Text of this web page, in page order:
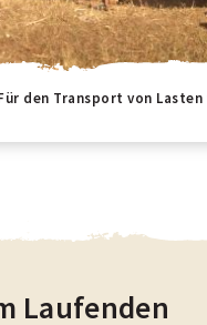
den Transport von
Laufenden